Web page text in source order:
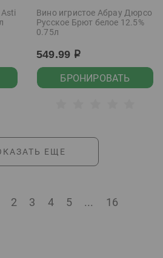
Вино игристое Абрау Дюрсо
Русское Брют белое 12.5%
0.75л
549.99 р
БРОНИРОВАТЬ
ЕЩЕ
2 3 4 5 ... 16